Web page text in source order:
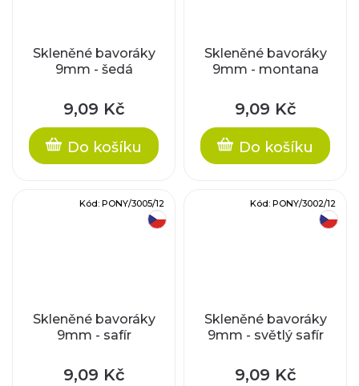
Skleněné bavoráky
9mm - šedá
9,09 Kč
Do košíku
Skleněné bavoráky
9mm - montana
9,09 Kč
Do košíku
Skleněné bavoráky
9mm - safír
9,09 Kč
Kód: PONY/3005/12
Skleněné bavoráky
9mm - světlý safír
9,09 Kč
Kód: PONY/3002/12